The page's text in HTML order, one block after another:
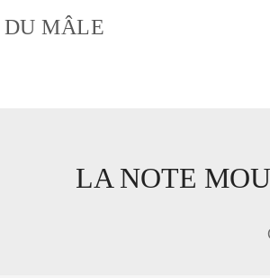
DU MÂLE
LA NOTE